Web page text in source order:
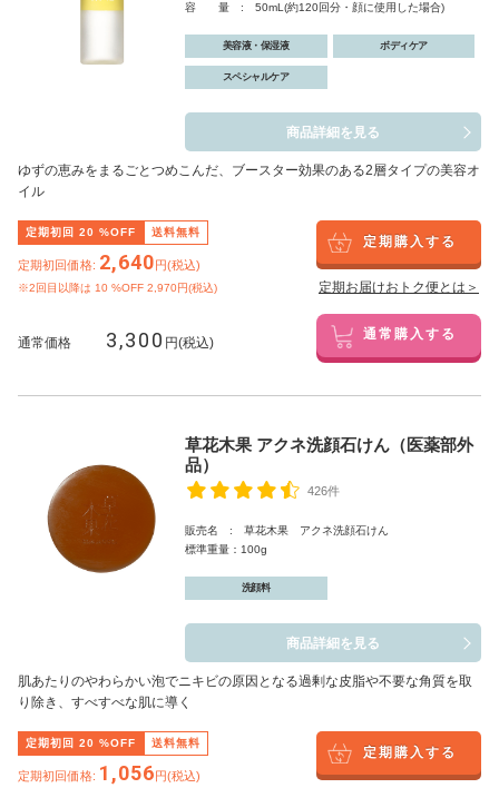
容 量 : 50mL(約120回分・顔に使用した場合)
美容液・保湿液 ボディケア
スペシャルケア
商品詳細を見る
ゆずの恵みをまるごとつめこんだ、ブースター効果のある2層タイプの美容オ
イル
定期初回 20 %OFF 送料無料
定期初回価格: 2,640円(税込)
※2回目以降は 10 %OFF 2,970円(税込)
定期購入する
定期お届けおトク便とは＞
通常価格 3,300 円(税込) 通常購入する
草花木果 アクネ洗顔石けん（医薬部外
品）
426件
販売名 : 草花木果 アクネ洗顔石けん
標準重量：100g
洗顔料
商品詳細を見る
肌あたりのやわらかい泡でニキビの原因となる過剰な皮脂や不要な角質を取
り除き、すべすべな肌に導く
定期初回 20 %OFF 送料無料
定期初回価格: 1,056円(税込)
定期購入する